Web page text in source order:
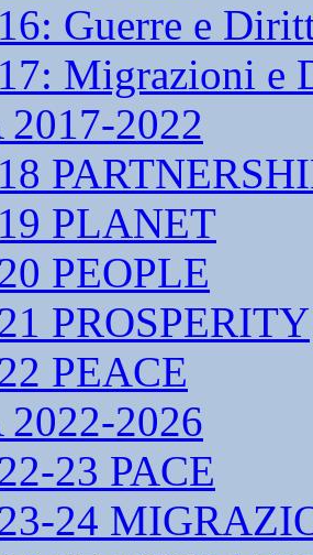
Guerre e
Migrazioni e
2022
PLANET
PEOPLE
PROSPERITY
PEACE
2022-2026
23 PACE
24